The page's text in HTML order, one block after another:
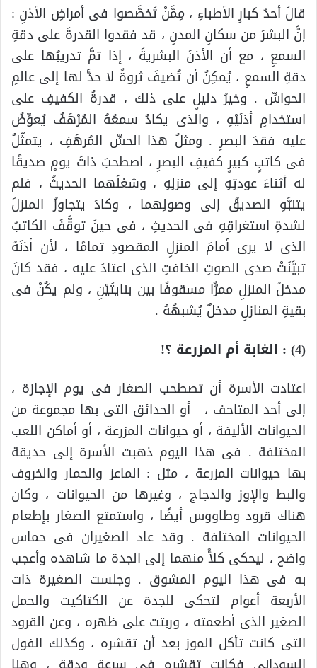
قالَ أحدُ كبارِ الأطباءِ ، مِمَّنْ تَخصَّصوا فى أمراضِ الأذنِ :
إنَّ البشرَ من سكانِ المدنِ ، قد فقدوا القدرةَ على دقةِ
السمعِ ، مع أن الأذنَ البشريةَ ، إذا تمَّ تدريبُها على
دقةِ السمعِ ، يُمكِنُ أن تُضيفَ ثروةً لا حدَّ لها إلى عالمِ
الحواسِّ . وخيرُ دليلٍ على ذلك ، قدرةُ الكفيفِ على
استخدامِ أذنَيْهِ ، والذى يكادُ سمعُهُ المُرْهَفُ يُعوِّضُ
عليه فقدَ البصرِ . ومثلُ هذا الحسِّ المُرهَفِ ، يتمثّلُ
فى كاتبٍ كبيرٍ كفيفِ البصرِ ، اصطحبَ ذاتَ يومٍ صديقًا
له أثناءَ عودتِهِ إلى منزلِهِ ، وشغلَهما الحديثُ ، فلم
يتنبَّهِ الصديقُ إلى وصولِهما ، وكادَ يتجاوزُ المنزلَ
لشدةِ استغراقِهِ فى الحديثِ ، فى حينَ توقَّفَ الكاتبُ
الذى لا يرى أمامَ المنزلِ المقصودِ تمامًا ، لأن أذنَهُ
تبيَّنَتْ صدى الصوتِ الخافتِ الذى اعتادَ عليه ، فقد كانَ
مدخلُ المنزلِ ممرًّا مسقوفًا بين بنايتَيْنِ ، ولم يكُنْ فى
بقيةِ المنازلِ مدخلٌ يُشبهُهُ .
(4) : الغابة أم المزرعة ؟!
اعتادت الأسرة أن تصطحب الصغار فى يوم الإجازة ،
إلى أحد المتاحف ، أو الحدائق التى بها مجموعة من
الحيوانات الأليفة ، أو حيوانات المزرعة ، أو أماكن اللعب
المختلفة . فى هذا اليوم ذهبت الأسرة إلى حديقة
بها حيوانات المزرعة ، مثل : الماعز والحمار والخروف
والبط والإوز والدجاج ، وغيرها من الحيوانات ، وكان
هناك قرود وطاووس أيضًا ، واستمتع الصغار بإطعام
الحيوانات المختلفة . وقد عاد الصغيران فى حماس
واضح ، ليحكى كلاًّ منهما إلى الجدة ما شاهده وأعجب
به فى هذا اليوم المشوق . وجلست الصغيرة ذات
الأربعة أعوام لتحكى للجدة عن الكتاكيت والحمل
الصغير الذى أطعمته ، وربتت على ظهره ، وعن القرود
التى كانت تأكل الموز بعد أن تقشره ، وكذلك الفول